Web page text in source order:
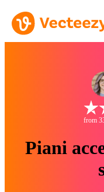
from
Piani